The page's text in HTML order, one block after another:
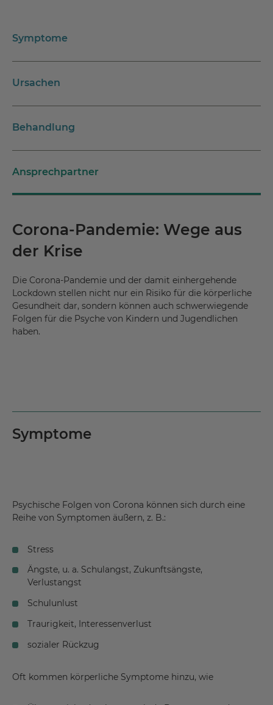
Symptome
Ursachen
Behandlung
Ansprechpartner
Corona-Pandemie: Wege aus
der Krise
Die Corona-Pandemie und der damit einhergehende
Lockdown stellen nicht nur ein Risiko für die körperliche
Gesundheit dar, sondern können auch schwerwiegende
Folgen für die Psyche von Kindern und Jugendlichen
haben.
Symptome
Psychische Folgen von Corona können sich durch eine
Reihe von Symptomen äußern, z. B.:
Stress
Ängste, u. a. Schulangst, Zukunftsängste,
Verlustangst
Schulunlust
Traurigkeit, Interessenverlust
sozialer Rückzug
Oft kommen körperliche Symptome hinzu, wie